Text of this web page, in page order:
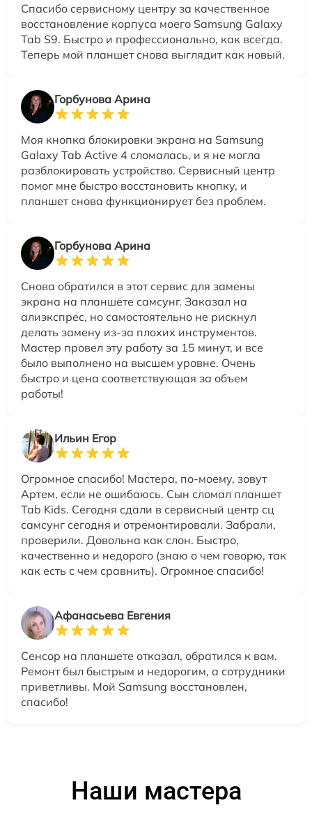
Спасибо сервисному центру за качественное
восстановление корпуса моего Samsung Galaxy
Tab S9. Быстро и профессионально, как всегда.
Теперь мой планшет снова выглядит как новый.
Горбунова Арина
Моя кнопка блокировки экрана на Samsung
Galaxy Tab Active 4 сломалась, и я не могла
разблокировать устройство. Сервисный центр
помог мне быстро восстановить кнопку, и
планшет снова функционирует без проблем.
Горбунова Арина
Снова обратился в этот сервис для замены
экрана на планшете самсунг. Заказал на
алиэкспрес, но самостоятельно не рискнул
делать замену из-за плохих инструментов.
Мастер провел эту работу за 15 минут, и все
было выполнено на высшем уровне. Очень
быстро и цена соответствующая за объем
работы!
Ильин Егор
Огромное спасибо! Мастера, по-моему, зовут
Артем, если не ошибаюсь. Сын сломал планшет
Tab Kids. Сегодня сдали в сервисный центр сц
самсунг сегодня и отремонтировали. Забрали,
проверили. Довольна как слон. Быстро,
качественно и недорого (знаю о чем говорю, так
как есть с чем сравнить). Огромное спасибо!
Афанасьева Евгения
Сенсор на планшете отказал, обратился к вам.
Ремонт был быстрым и недорогим, а сотрудники
приветливы. Мой Samsung восстановлен,
спасибо!
Наши мастера